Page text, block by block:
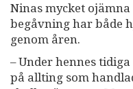
Ninas mycket
begåvning har både
genom åren.
– Under hennes
på allting som